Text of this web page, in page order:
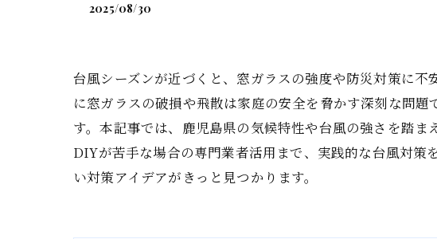
2025/08/30
台風シーズンが近づくと、窓ガラスの強度や防災対策に
に窓ガラスの破損や飛散は家庭の安全を脅かす深刻な問
す。本記事では、鹿児島県の気候特性や台風の強さを踏ま
DIYが苦手な場合の専門業者活用まで、実践的な台風対策
い対策アイデアがきっと見つかります。